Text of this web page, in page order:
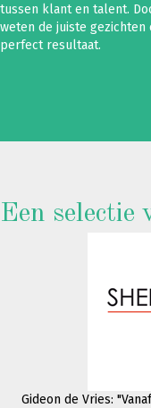
tussen klant en talent.
weten de juiste
perfect resultaat.
Een selectie
Gideon de Vries: